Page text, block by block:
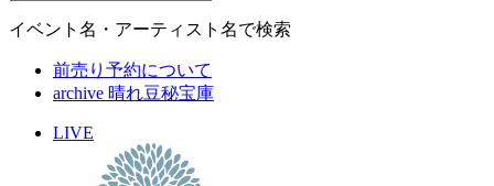
イベント名・アーティスト名で検索
前売り予約について
archive 晴れ豆秘宝庫
LIVE